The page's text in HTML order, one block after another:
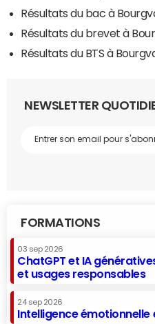
Résultats du bac à
Résultats du brevet à
Résultats du BTS à
NEWSLETTER
FORMATIONS
03 sep 2026
ChatGPT et IA
et usages responsables
24 sep 2026
Intelligence émotionnelle